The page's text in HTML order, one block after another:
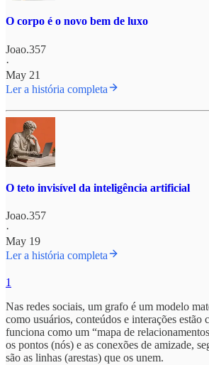
O corpo é o novo bem de luxo
Joao.357
·
May 21
Ler a história completa
O teto invisível da inteligência artificial
Joao.357
·
May 19
Ler a história completa
1
Nas redes sociais, um grafo é um modelo
como usuários, conteúdos e interações estão
funciona como um “mapa de
os pontos (nós) e as conexões de amizade,
são as linhas (arestas) que os unem.